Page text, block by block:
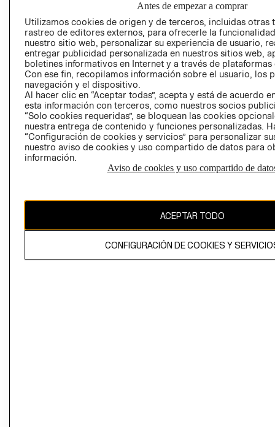
GIFT CARD
AVISO DE
Perú (S/)
CAMBIAR REGIÓN
propiedad de H&M Hennes & Mauritz AB
Antes de empezar a comprar
Utilizamos cookies de origen y de terceros, incluidas otras
rastreo de editores externos, para ofrecerle la
nuestro sitio web, personalizar su experiencia de usuario,
entregar publicidad personalizada en nuestros sitios web,
boletines informativos en Internet y a través de plataformas
Con ese fin, recopilamos información sobre el usuario, los
navegación y el dispositivo.
Al hacer clic en “Aceptar todas”, acepta y está de acuerdo
esta información con terceros, como nuestros socios
“Solo cookies requeridas”, se bloquean las cookies
nuestra entrega de contenido y funciones personalizadas.
“Configuración de cookies y servicios” para personalizar
nuestro aviso de cookies y uso compartido de datos para
información.
Aviso de cookies y uso compartido de
ACEPTAR TODO
CONFIGURACIÓN DE COOKIES Y